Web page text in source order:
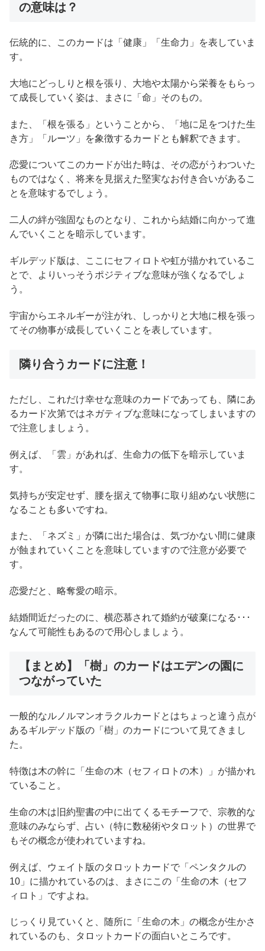
の意味は？
伝統的に、このカードは「健康」「生命力」を表していま
す。
大地にどっしりと根を張り、大地や太陽から栄養をもらっ
て成長していく姿は、まさに「命」そのもの。
また、「根を張る」ということから、「地に足をつけた生
き方」「ルーツ」を象徴するカードとも解釈できます。
恋愛についてこのカードが出た時は、その恋がうわついた
ものではなく、将来を見据えた堅実なお付き合いがあるこ
とを意味するでしょう。
二人の絆が強固なものとなり、これから結婚に向かって進
んでいくことを暗示しています。
ギルデッド版は、ここにセフィロトや虹が描かれているこ
とで、よりいっそうポジティブな意味が強くなるでしょ
う。
宇宙からエネルギーが注がれ、しっかりと大地に根を張っ
てその物事が成長していくことを表しています。
隣り合うカードに注意！
ただし、これだけ幸せな意味のカードであっても、隣にあ
るカード次第ではネガティブな意味になってしまいますの
で注意しましょう。
例えば、「雲」があれば、生命力の低下を暗示していま
す。
気持ちが安定せず、腰を据えて物事に取り組めない状態に
なることも多いですね。
また、「ネズミ」が隣に出た場合は、気づかない間に健康
が蝕まれていくことを意味していますので注意が必要で
す。
恋愛だと、略奪愛の暗示。
結婚間近だったのに、横恋慕されて婚約が破棄になる･･･
なんて可能性もあるので用心しましょう。
【まとめ】「樹」のカードはエデンの園に
つながっていた
一般的なルノルマンオラクルカードとはちょっと違う点が
あるギルデッド版の「樹」のカードについて見てきまし
た。
特徴は木の幹に「生命の木（セフィロトの木）」が描かれ
ていること。
生命の木は旧約聖書の中に出てくるモチーフで、宗教的な
意味のみならず、占い（特に数秘術やタロット）の世界で
もその概念が使われていますね。
例えば、ウェイト版のタロットカードで「ペンタクルの
10」に描かれているのは、まさにこの「生命の木（セフ
ィロト」ですよね。
じっくり見ていくと、随所に「生命の木」の概念が生かさ
れているのも、タロットカードの面白いところです。